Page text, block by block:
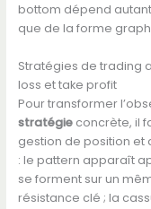
bottom dépend
que de la forme
Stratégies de trading
loss et take profit
Pour transformer
stratégieconcrète, il
gestion de position et
: le pattern apparaît
se forment sur un
résistance clé ; la